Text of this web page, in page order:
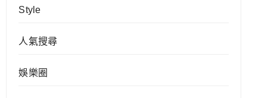
Style
人氣搜尋
娛樂圈